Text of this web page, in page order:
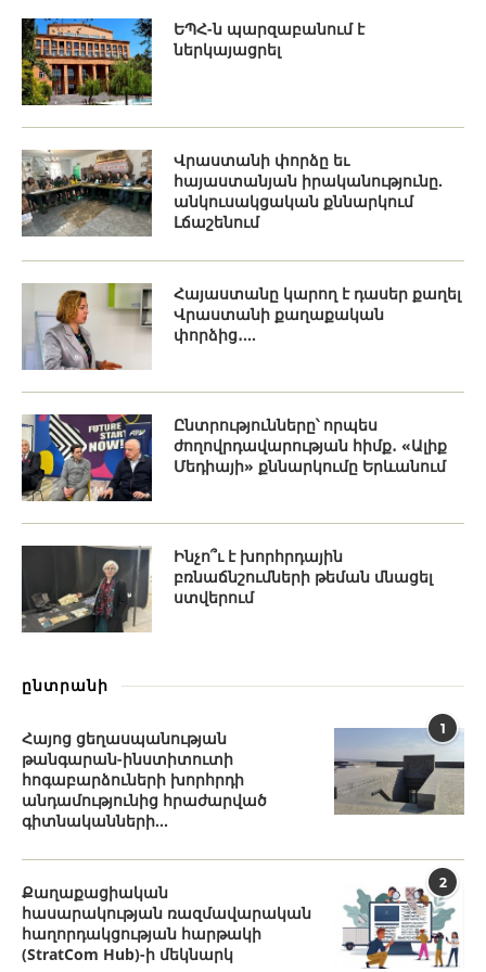
ԵՊՀ-ն պարզաբանում է
ներկայացրել
Վրաստանի փորձը եւ
հայաստանյան իրականությունը.
անկուսակցական քննարկում
Լճաշենում
Հայաստանը կարող է դասեր քաղել
Վրաստանի քաղաքական
փորձից․...
Ընտրությունները՝ որպես
ժողովրդավարության հիմք․ «Ալիք
Մեդիայի» քննարկումը Երևանում
Ինչո՞ւ է խորհրդային
բռնաճնշումների թեման մնացել
ստվերում
ընտրանի
1
Հայոց ցեղասպանության
թանգարան-ինստիտուտի
հոգաբարձուների խորհրդի
անդամությունից հրաժարված
գիտնականների...
2
Քաղաքացիական
հասարակության ռազմավարական
հաղորդակցության հարթակի
(StratCom Hub)-ի մեկնարկ